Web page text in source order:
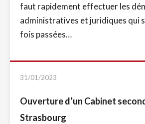
faut rapidement effectuer les
administratives et juridiques qui
fois passées…
31/01/2023
Ouverture d’un Cabinet
Strasbourg